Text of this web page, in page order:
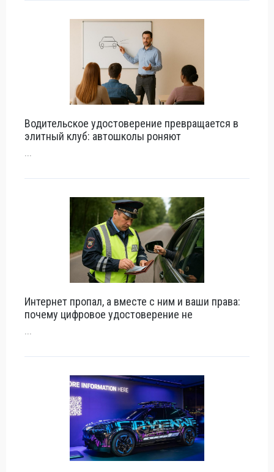
Водительское удостоверение превращается в
элитный клуб: автошколы роняют
Интернет пропал, а вместе с ним и ваши права:
почему цифровое удостоверение не